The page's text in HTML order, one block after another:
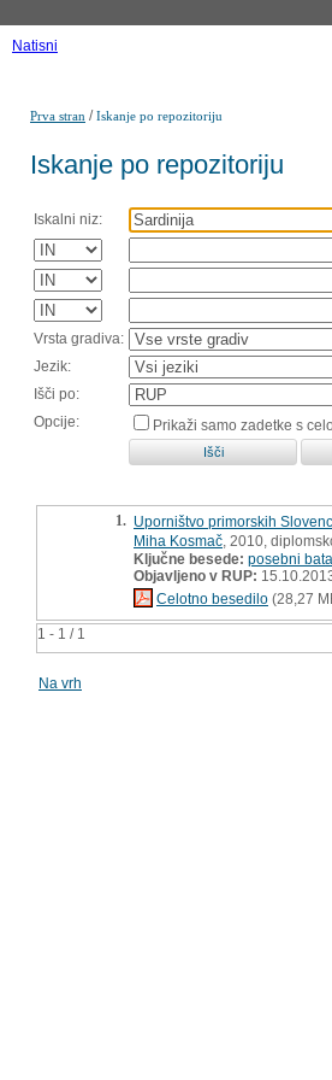
Natisni
Prva stran /Iskanje po repozitoriju
Iskanje po repozitoriju
Iskalni niz:
Vrsta gradiva:
Jezik:
Išči po:
Opcije:
Prikaži samo zadetke s
1 - 1 / 1
1. Uporništvo primorskih
Miha Kosmač , 2010,
Ključne besede: posebni
Objavljeno v RUP:
Celotno besedilo (28,27
Na vrh